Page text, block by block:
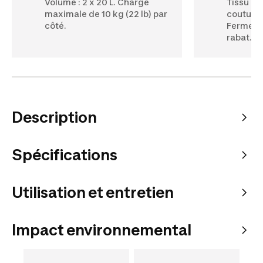
maximale de 10 kg (22 lb) par
côté.
rabat.
Description
Spécifications
Utilisation et entretien
Impact environnemental